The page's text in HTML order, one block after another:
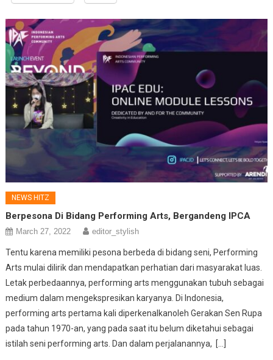
NEWS HITZ
Berpesona Di Bidang Performing Arts, Bergandeng IPCA
March 27, 2022 editor_stylish
Tentu karena memiliki pesona berbeda di bidang seni, Performing
Arts mulai dilirik dan mendapatkan perhatian dari masyarakat luas.
Letak perbedaannya, performing arts menggunakan tubuh sebagai
medium dalam mengekspresikan karyanya. Di Indonesia,
performing arts pertama kali diperkenalkanoleh Gerakan Sen Rupa
pada tahun 1970-an, yang pada saat itu belum diketahui sebagai
istilah seni performing arts. Dan dalam perjalanannya, […]